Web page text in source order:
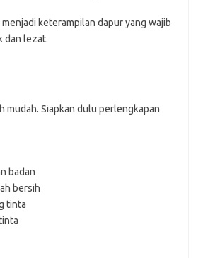
keterampilan dapur yang wajib
dan lezat.
mudah. Siapkan dulu perlengkapan
badan
bersih
tinta